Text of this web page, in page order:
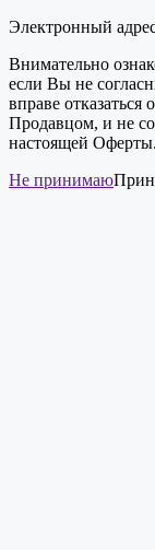
Электронный
Внимательно
если Вы не
вправе
Продавцом, и не
настоящей Оферты.
Не принимаю